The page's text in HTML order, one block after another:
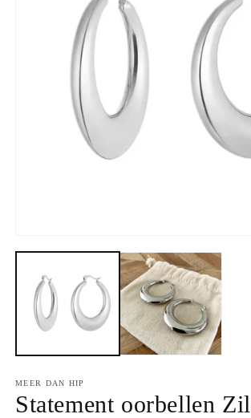
MEER DAN HIP
Statement oorbellen